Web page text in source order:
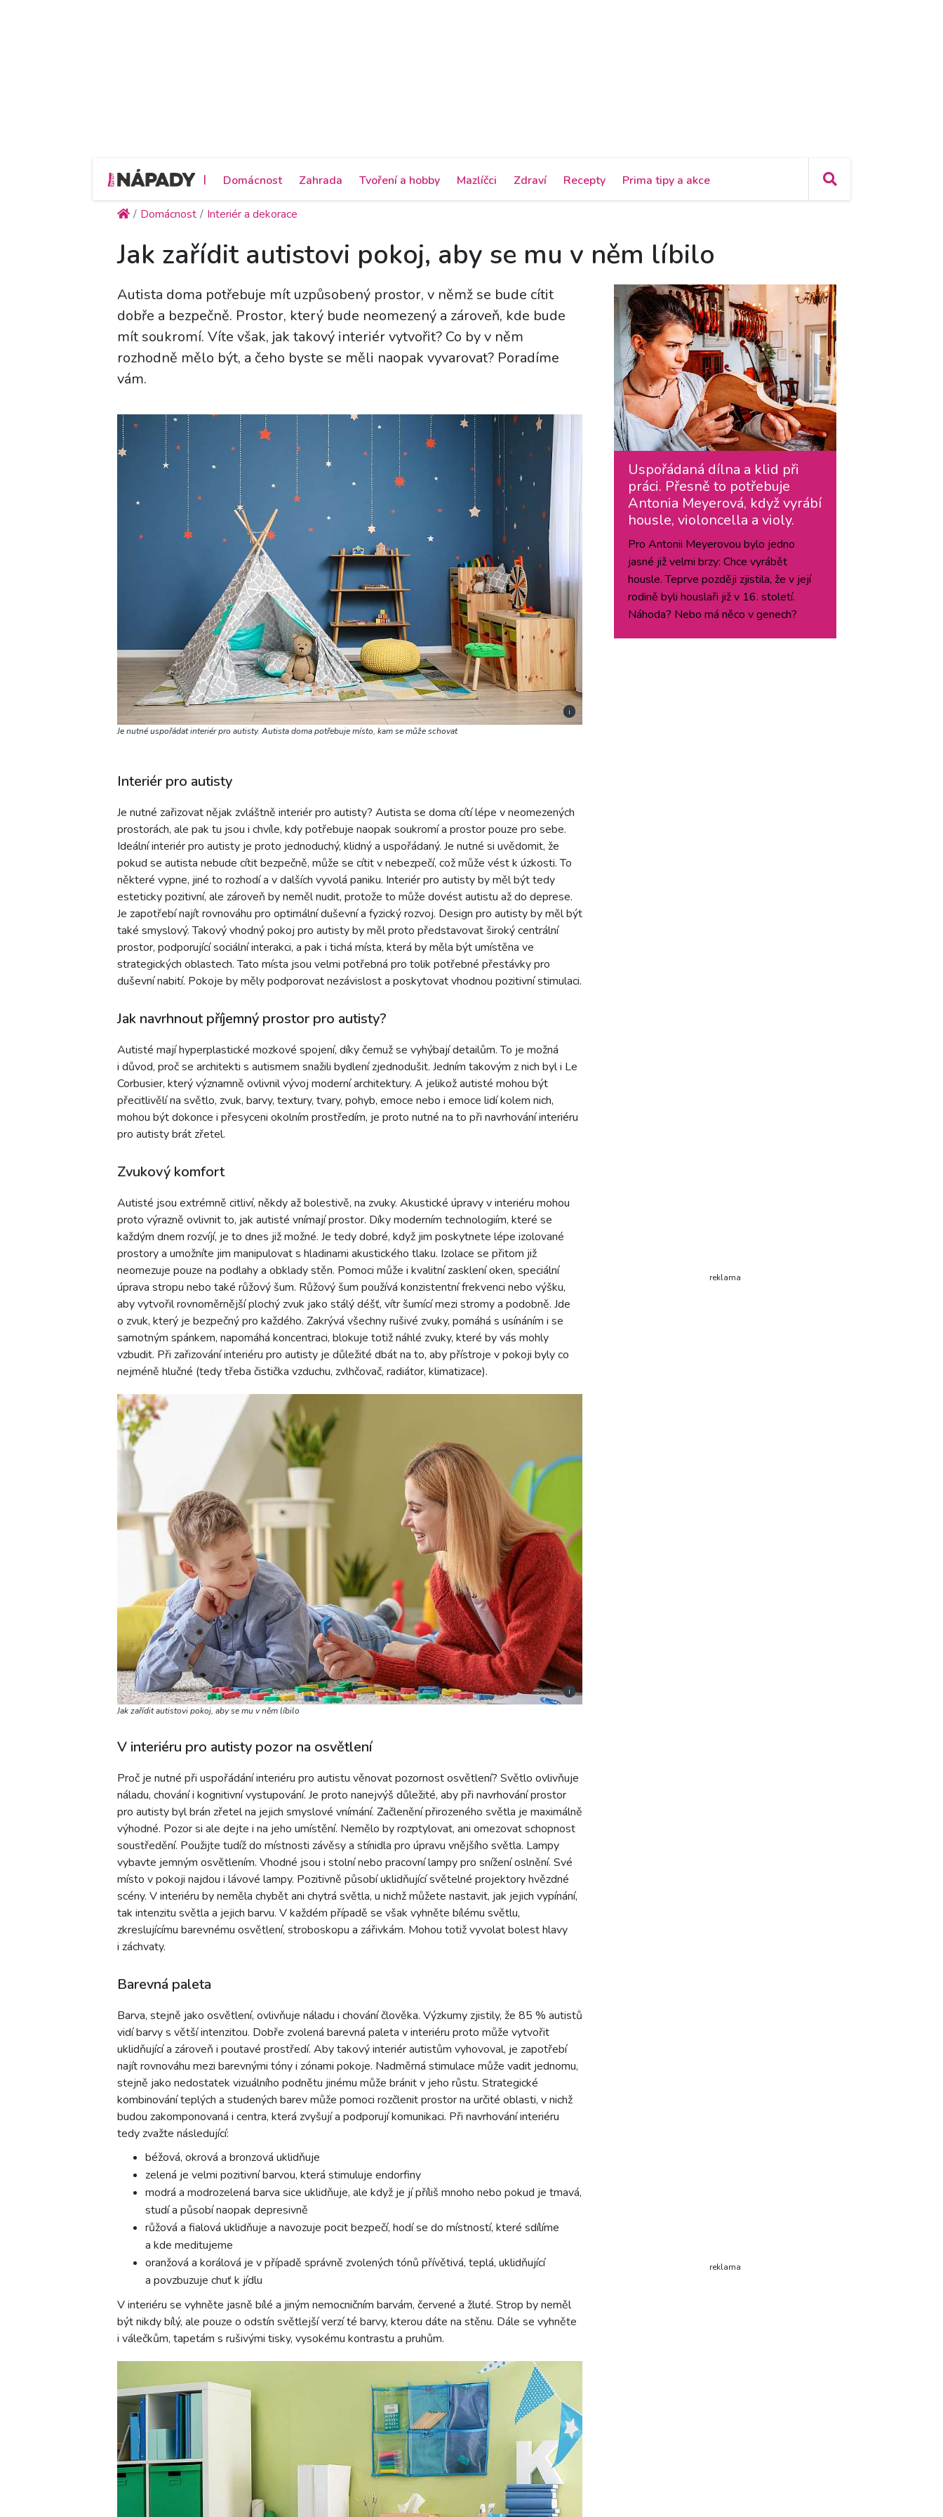
| Domácnost Zahrada Tvoření a hobby Mazlíčci Zdraví Recepty Prima tipy a akce
Domácnost Interiér a dekorace
Jak zařídit autistovi pokoj, aby se mu v něm líbilo
Autista doma potřebuje mít uzpůsobený prostor, v němž se bude cítit
dobře a bezpečně. Prostor, který bude neomezený a zároveň, kde bude
mít soukromí. Víte však, jak takový interiér vytvořit? Co by v něm
rozhodně mělo být, a čeho byste se měli naopak vyvarovat? Poradíme
vám.
i
Je nutné uspořádat interiér pro autisty. Autista doma potřebuje místo, kam se může schovat
Interiér pro autisty
Je nutné zařizovat nějak zvláštně interiér pro autisty? Autista se doma cítí lépe v neomezených
prostorách, ale pak tu jsou i chvíle, kdy potřebuje naopak soukromí a prostor pouze pro sebe.
Ideální interiér pro autisty je proto jednoduchý, klidný a uspořádaný. Je nutné si uvědomit, že
pokud se autista nebude cítit bezpečně, může se cítit v nebezpečí, což může vést k úzkosti. To
některé vypne, jiné to rozhodí a v dalších vyvolá paniku. Interiér pro autisty by měl být tedy
esteticky pozitivní, ale zároveň by neměl nudit, protože to může dovést autistu až do deprese.
Je zapotřebí najít rovnováhu pro optimální duševní a fyzický rozvoj. Design pro autisty by měl být
také smyslový. Takový vhodný pokoj pro autisty by měl proto představovat široký centrální
prostor, podporující sociální interakci, a pak i tichá místa, která by měla být umístěna ve
strategických oblastech. Tato místa jsou velmi potřebná pro tolik potřebné přestávky pro
duševní nabití. Pokoje by měly podporovat nezávislost a poskytovat vhodnou pozitivní stimulaci.
Jak navrhnout příjemný prostor pro autisty?
Autisté mají hyperplastické mozkové spojení, díky čemuž se vyhýbají detailům. To je možná
i důvod, proč se architekti s autismem snažili bydlení zjednodušit. Jedním takovým z nich byl i Le
Corbusier, který významně ovlivnil vývoj moderní architektury. A jelikož autisté mohou být
přecitlivělí na světlo, zvuk, barvy, textury, tvary, pohyb, emoce nebo i emoce lidí kolem nich,
mohou být dokonce i přesyceni okolním prostředím, je proto nutné na to při navrhování interiéru
pro autisty brát zřetel.
Zvukový komfort
Autisté jsou extrémně citliví, někdy až bolestivě, na zvuky. Akustické úpravy v interiéru mohou
proto výrazně ovlivnit to, jak autisté vnímají prostor. Díky moderním technologiím, které se
každým dnem rozvíjí, je to dnes již možné. Je tedy dobré, když jim poskytnete lépe izolované
prostory a umožníte jim manipulovat s hladinami akustického tlaku. Izolace se přitom již
neomezuje pouze na podlahy a obklady stěn. Pomoci může i kvalitní zasklení oken, speciální
úprava stropu nebo také růžový šum. Růžový šum používá konzistentní frekvenci nebo výšku,
aby vytvořil rovnoměrnější plochý zvuk jako stálý déšť, vítr šumící mezi stromy a podobně. Jde
o zvuk, který je bezpečný pro každého. Zakrývá všechny rušivé zvuky, pomáhá s usínáním i se
samotným spánkem, napomáhá koncentraci, blokuje totiž náhlé zvuky, které by vás mohly
vzbudit. Při zařizování interiéru pro autisty je důležité dbát na to, aby přístroje v pokoji byly co
nejméně hlučné (tedy třeba čistička vzduchu, zvlhčovač, radiátor, klimatizace).
i
Jak zařídit autistovi pokoj, aby se mu v něm líbilo
V interiéru pro autisty pozor na osvětlení
Proč je nutné při uspořádání interiéru pro autistu věnovat pozornost osvětlení? Světlo ovlivňuje
náladu, chování i kognitivní vystupování. Je proto nanejvýš důležité, aby při navrhování prostor
pro autisty byl brán zřetel na jejich smyslové vnímání. Začlenění přirozeného světla je maximálně
výhodné. Pozor si ale dejte i na jeho umístění. Nemělo by rozptylovat, ani omezovat schopnost
soustředění. Použijte tudíž do místnosti závěsy a stínidla pro úpravu vnějšího světla. Lampy
vybavte jemným osvětlením. Vhodné jsou i stolní nebo pracovní lampy pro snížení oslnění. Své
místo v pokoji najdou i lávové lampy. Pozitivně působí uklidňující světelné projektory hvězdné
scény. V interiéru by neměla chybět ani chytrá světla, u nichž můžete nastavit, jak jejich vypínání,
tak intenzitu světla a jejich barvu. V každém případě se však vyhněte bílému světlu,
zkreslujícímu barevnému osvětlení, stroboskopu a zářivkám. Mohou totiž vyvolat bolest hlavy
i záchvaty.
Barevná paleta
Barva, stejně jako osvětlení, ovlivňuje náladu i chování člověka. Výzkumy zjistily, že 85 % autistů
vidí barvy s větší intenzitou. Dobře zvolená barevná paleta v interiéru proto může vytvořit
uklidňující a zároveň i poutavé prostředí. Aby takový interiér autistům vyhovoval, je zapotřebí
najít rovnováhu mezi barevnými tóny i zónami pokoje. Nadměrná stimulace může vadit jednomu,
stejně jako nedostatek vizuálního podnětu jinému může bránit v jeho růstu. Strategické
kombinování teplých a studených barev může pomoci rozčlenit prostor na určité oblasti, v nichž
budou zakomponovaná i centra, která zvyšují a podporují komunikaci. Při navrhování interiéru
tedy zvažte následující:
béžová, okrová a bronzová uklidňuje
zelená je velmi pozitivní barvou, která stimuluje endorfiny
modrá a modrozelená barva sice uklidňuje, ale když je jí příliš mnoho nebo pokud je tmavá,
studí a působí naopak depresivně
růžová a fialová uklidňuje a navozuje pocit bezpečí, hodí se do místností, které sdílíme
a kde meditujeme
oranžová a korálová je v případě správně zvolených tónů přívětivá, teplá, uklidňující
a povzbuzuje chuť k jídlu
V interiéru se vyhněte jasně bílé a jiným nemocničním barvám, červené a žluté. Strop by neměl
být nikdy bílý, ale pouze o odstín světlejší verzí té barvy, kterou dáte na stěnu. Dále se vyhněte
i válečkům, tapetám s rušivými tisky, vysokému kontrastu a pruhům.
Uspořádaná dílna a klid při
práci. Přesně to potřebuje
Antonia Meyerová, když vyrábí
housle, violoncella a violy.
Pro Antonii Meyerovou bylo jedno
jasné již velmi brzy: Chce vyrábět
housle. Teprve později zjistila, že v její
rodině byli houslaři již v 16. století.
Náhoda? Nebo má něco v genech?
reklama
reklama